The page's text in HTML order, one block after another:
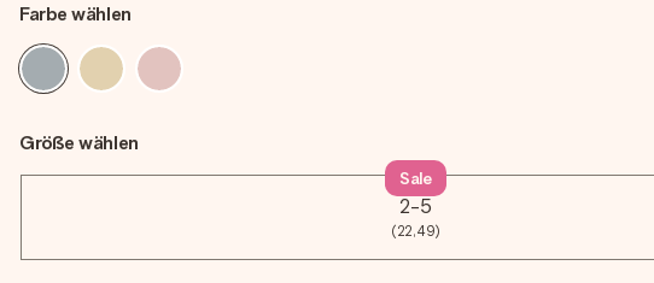
Farbe wählen
Größe wählen
2-5
(22,49)
Sale